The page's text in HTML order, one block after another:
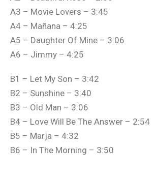
A3 – Movie Lovers – 3:45
A4 – Mañana – 4:25
A5 – Daughter Of Mine – 3:06
A6 – Jimmy – 4:25
B1 – Let My Son – 3:42
B2 – Sunshine – 3:40
B3 – Old Man – 3:06
B4 – Love Will Be The Answer – 2:54
B5 – Marja – 4:32
B6 – In The Morning – 3:50